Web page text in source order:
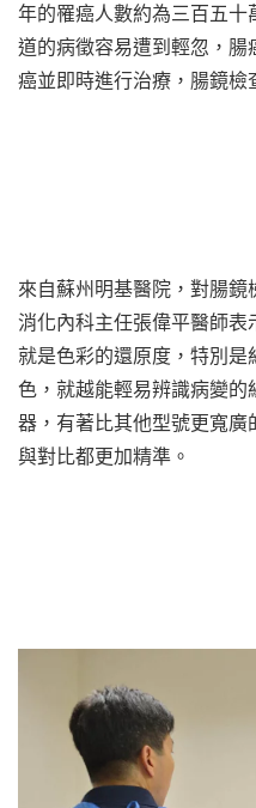
年的罹癌人數約為三百五
道的病徵容易遭到輕忽，
癌並即時進行治療，腸鏡檢
來自蘇州明基醫院，對腸
消化內科主任張偉平醫師
就是色彩的還原度，特別
色，就越能輕易辨識病變的
器，有著比其他型號更寬
與對比都更加精準。